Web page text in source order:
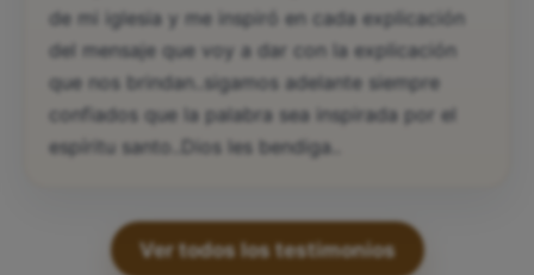
de mi iglesia y me inspiró en cada explicación
del mensaje que voy a dar con la explicación
que nos brindan..sigamos adelante siempre
confiados que la palabra sea inspirada por el
espíritu santo..Dios les bendiga..
Ver todos los testimonios